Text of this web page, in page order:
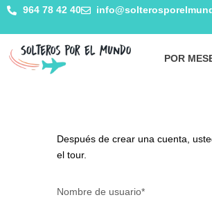
964 78 42 40
POR
Después de crear una cuenta,
el tour.
Nombre de usuario*